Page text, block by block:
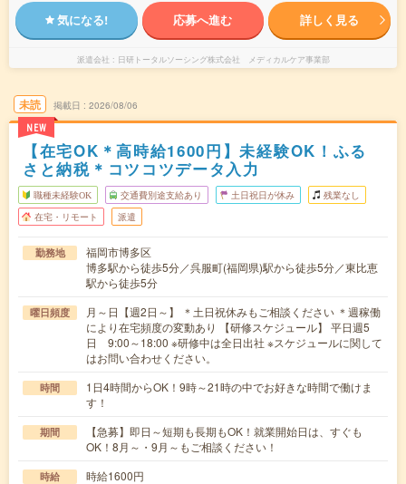
気になる! 応募へ進む 詳しく見る
派遣会社 日研トータルソーシング株式会社 メディカルケア事業部
未読
NEW
掲載日 2026/08/06
【在宅OK＊高時給1600円】未経験OK！ふる
さと納税＊コツコツデータ入力
職種未経験OK 交通費別途支給あり 土日祝日が休み 残業なし
在宅・リモート 派遣
勤務地
福岡市博多区
博多駅から徒歩5分／呉服町(福岡県)駅から徒歩5分／東比恵
駅から徒歩5分
曜日頻度
月～日【週2日～】 ＊土日祝休みもご相談ください ＊週稼働
により在宅頻度の変動あり 【研修スケジュール】 平日週5
日 9:00～18:00 ※研修中は全日出社 ※スケジュールに関して
はお問い合わせください。
時間
1日4時間からOK！9時～21時の中でお好きな時間で働けま
す！
期間
【急募】即日～短期も長期もOK！就業開始日は、すぐも
OK！8月～・9月～もご相談ください！
時給 時給1600円